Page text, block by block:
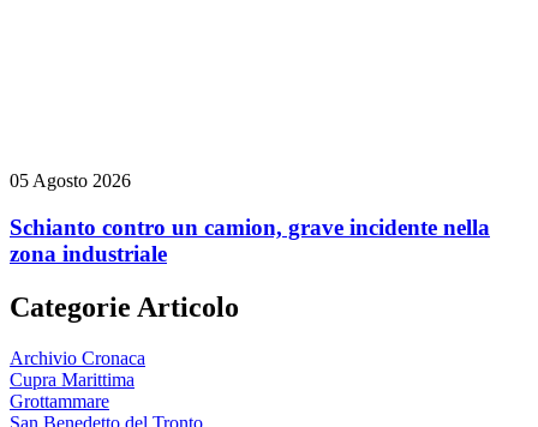
05 Agosto 2026
Schianto contro un camion, grave incidente nella
zona industriale
Categorie Articolo
Archivio Cronaca
Cupra Marittima
Grottammare
San Benedetto del Tronto